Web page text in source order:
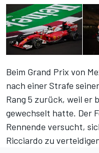
Beim Grand Prix von
nach einer Strafe
Rang 5 zurück, weil er
gewechselt hatte. Der
Rennende versucht,
Ricciardo zu